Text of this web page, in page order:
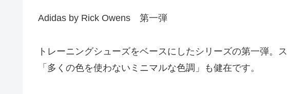
Adidas by Rick Owens 第一弾
トレーニングシューズをベースにしたシリーズの第一弾
「多くの色を使わないミニマルな色調」も健在です。